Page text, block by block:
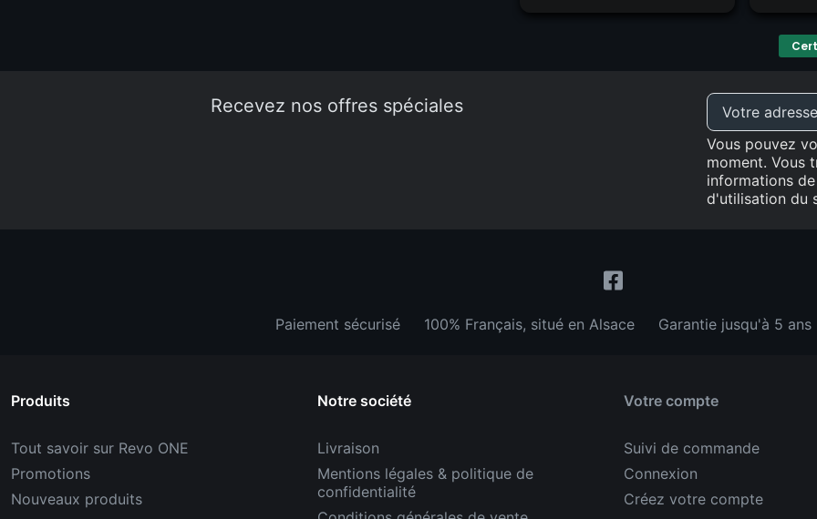
claires et
avec
soucieux
Merci
😊
Recevez nos offres spéciales
Vous pouvez
moment. Vous
informations
d'utilisation du
Paiement sécurisé 100% Français, situé en Alsace Garantie jusqu'à 5 ans
Produits
Tout savoir sur Revo ONE
Promotions
Nouveaux produits
Notre société
Livraison
Mentions légales & politique de
confidentialité
Votre compte
Suivi de commande
Connexion
Créez votre compte